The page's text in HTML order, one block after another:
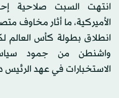
انتهت السبت صلاحية
الأميركية، ما أثار مخاوف
انطلاق بطولة كأس العالم
واشنطن من جمود
الاستخبارات في عهد الرئيس